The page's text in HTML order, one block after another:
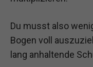
Du musst also
Bogen voll
lang anhaltende